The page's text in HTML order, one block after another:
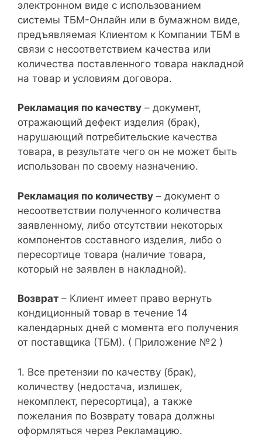
электронном виде с использованием
системы ТБМ-Онлайн или в бумажном виде,
предъявляемая Клиентом к Компании ТБМ в
связи с несоответствием качества или
количества поставленного товара накладной
на товар и условиям договора.
Рекламация по качеству – документ,
отражающий дефект изделия (брак),
нарушающий потребительские качества
товара, в результате чего он не может быть
использован по своему назначению.
Рекламация по количеству – документ о
несоответствии полученного количества
заявленному, либо отсутствии некоторых
компонентов составного изделия, либо о
пересортице товара (наличие товара,
который не заявлен в накладной).
Возврат – Клиент имеет право вернуть
кондиционный товар в течение 14
календарных дней с момента его получения
от поставщика (ТБМ). ( Приложение №2 )
1. Все претензии по качеству (брак),
количеству (недостача, излишек,
некомплект, пересортица), а также
пожелания по Возврату товара должны
оформляться через Рекламацию.